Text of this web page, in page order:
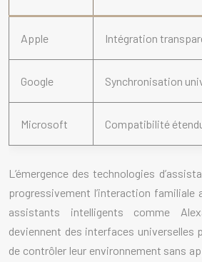
Apple Intégration
Google Synchronisation
Microsoft Compatibilité
L’émergence des technologies
progressivement l’interaction familiale
assistants intelligents comme
deviennent des interfaces universelles
de contrôler leur environnement sans